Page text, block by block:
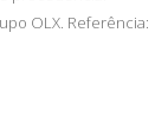
OLX. Referência: